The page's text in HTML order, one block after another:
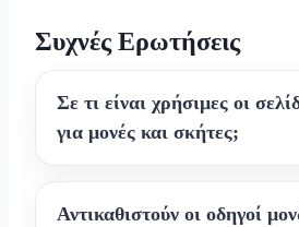
Συχνές Ερωτήσεις
Σε τι είναι χρήσιμες οι
για μονές και σκήτες;
Αντικαθιστούν οι οδηγοί